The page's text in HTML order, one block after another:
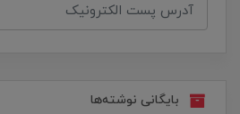
بایگانی نوشته‌ها